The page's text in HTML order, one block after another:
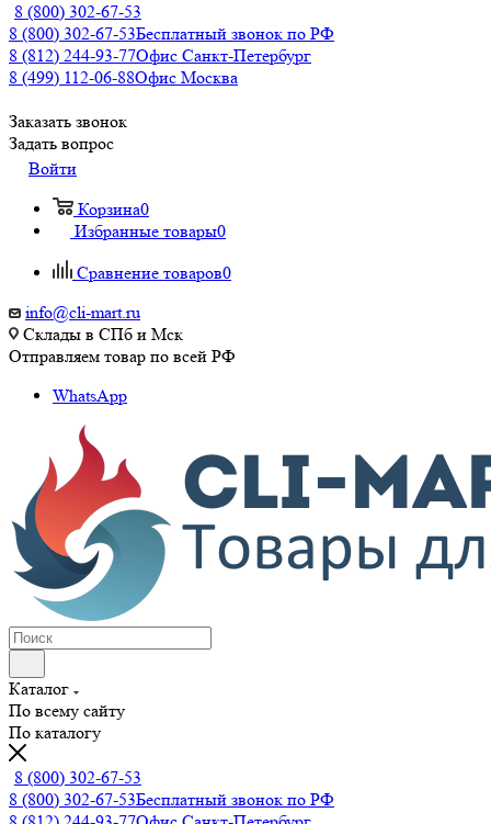
8 (800) 302-67-53
8 (800) 302-67-53Бесплатный звонок по РФ
8 (812) 244-93-77Офис Санкт-Петербург
8 (499) 112-06-88Офис Москва
Заказать звонок
Задать вопрос
Войти
Корзина0
Избранные товары0
Сравнение товаров0
info@cli-mart.ru
Склады в СПб и Мск
Отправляем товар по всей РФ
WhatsApp
Каталог
По всему сайту
По каталогу
8 (800) 302-67-53
8 (800) 302-67-53Бесплатный звонок по РФ